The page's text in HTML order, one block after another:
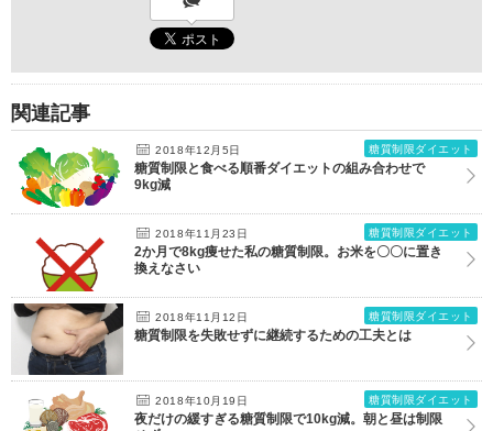
関連記事
2018年12月5日 糖質制限ダイエット
糖質制限と食べる順番ダイエットの組み合わせで
9kg減
2018年11月23日 糖質制限ダイエット
2か月で8kg痩せた私の糖質制限。お米を〇〇に置き
換えなさい
2018年11月12日 糖質制限ダイエット
糖質制限を失敗せずに継続するための工夫とは
2018年10月19日 糖質制限ダイエット
夜だけの緩すぎる糖質制限で10kg減。朝と昼は制限